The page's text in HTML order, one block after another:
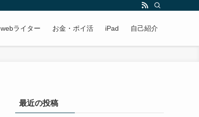
webライター お金・ポイ活 iPad 自己紹介
最近の投稿